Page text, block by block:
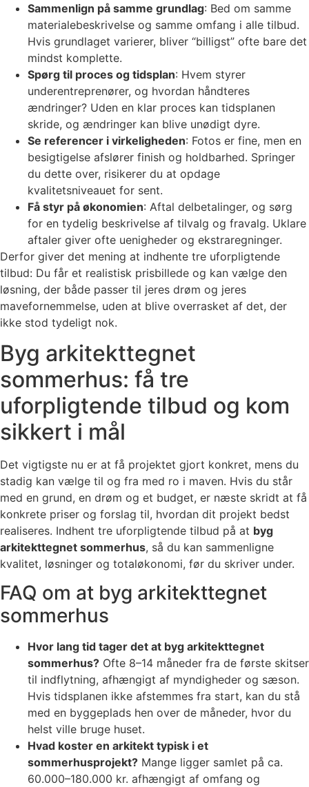
Sammenlign på samme grundlag: Bed om samme
materialebeskrivelse og samme omfang i alle tilbud.
Hvis grundlaget varierer, bliver “billigst” ofte bare det
mindst komplette.
Spørg til proces og tidsplan: Hvem styrer
underentreprenører, og hvordan håndteres
ændringer? Uden en klar proces kan tidsplanen
skride, og ændringer kan blive unødigt dyre.
Se referencer i virkeligheden: Fotos er fine, men en
besigtigelse afslører finish og holdbarhed. Springer
du dette over, risikerer du at opdage
kvalitetsniveauet for sent.
Få styr på økonomien: Aftal delbetalinger, og sørg
for en tydelig beskrivelse af tilvalg og fravalg. Uklare
aftaler giver ofte uenigheder og ekstraregninger.
Derfor giver det mening at indhente tre uforpligtende
tilbud: Du får et realistisk prisbillede og kan vælge den
løsning, der både passer til jeres drøm og jeres
mavefornemmelse, uden at blive overrasket af det, der
ikke stod tydeligt nok.
Byg arkitekttegnet
sommerhus: få tre
uforpligtende tilbud og kom
sikkert i mål
Det vigtigste nu er at få projektet gjort konkret, mens du
stadig kan vælge til og fra med ro i maven. Hvis du står
med en grund, en drøm og et budget, er næste skridt at få
konkrete priser og forslag til, hvordan dit projekt bedst
realiseres. Indhent tre uforpligtende tilbud på at byg
arkitekttegnet sommerhus, så du kan sammenligne
kvalitet, løsninger og totaløkonomi, før du skriver under.
FAQ om at byg arkitekttegnet
sommerhus
Hvor lang tid tager det at byg arkitekttegnet
sommerhus? Ofte 8–14 måneder fra de første skitser
til indflytning, afhængigt af myndigheder og sæson.
Hvis tidsplanen ikke afstemmes fra start, kan du stå
med en byggeplads hen over de måneder, hvor du
helst ville bruge huset.
Hvad koster en arkitekt typisk i et
sommerhusprojekt? Mange ligger samlet på ca.
60.000–180.000 kr. afhængigt af omfang og